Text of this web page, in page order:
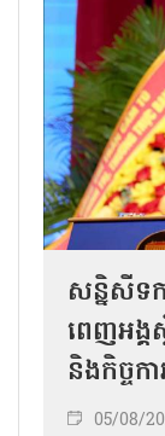
សន្និសីទ
ពេញអង្គ
និងកិច្ច​ក
05/08/